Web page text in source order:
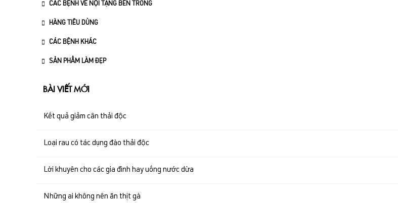
CÁC BỆNH VỀ NỘI TẠNG BÊN TRONG
HÀNG TIÊU DÙNG
CÁC BỆNH KHÁC
SẢN PHẨM LÀM ĐẸP
BÀI VIẾT MỚI
Kết quả giảm cân thải độc
Loại rau có tác dụng đào thải độc
Lời khuyên cho các gia đình hay uống nước dừa
Những ai không nên ăn thịt gà